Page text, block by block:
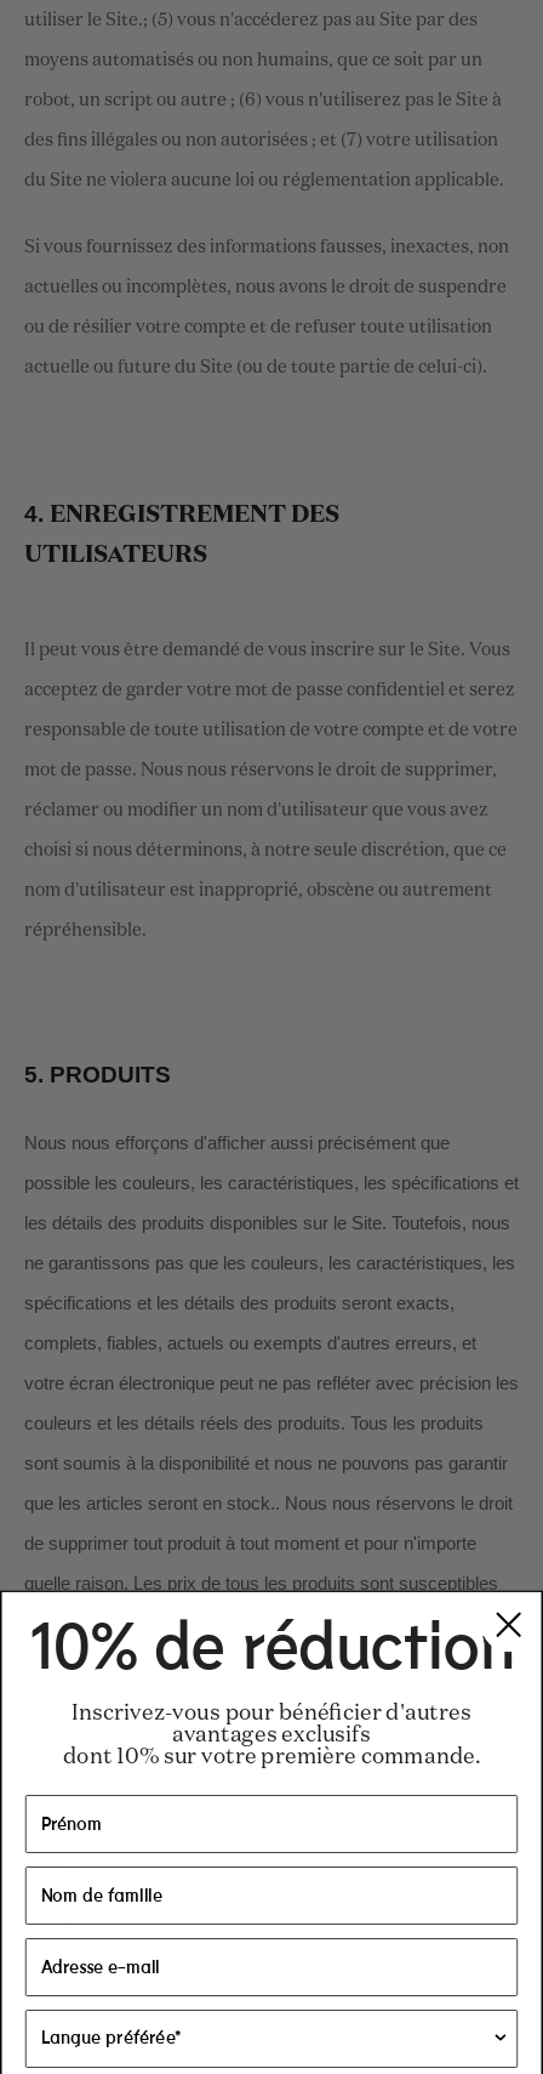
utiliser le Site.; (5) vous n'accéderez pas au Site par des
moyens automatisés ou non humains, que ce soit par un
robot, un script ou autre ; (6 ) vous n'utiliserez pas le Site à
des fins illégales ou non autorisées ; et (7 ) votre utilisation
du Site ne violera aucune loi ou réglementation applicable.
Si vous fournissez des informations fausses, inexactes, non
actuelles ou incomplètes, nous avons le droit de suspendre
ou de résilier votre compte et de refuser toute utilisation
actuelle ou future du Site (ou de toute partie de celui-ci).
4. ENREGISTREMENT DES
UTILISATEURS
Il peut vous être demandé de vous inscrire sur le Site. Vous
acceptez de garder votre mot de passe confidentiel et serez
responsable de toute utilisation de votre compte et de votre
mot de passe. Nous nous réservons le droit de supprimer,
réclamer ou modifier un nom d'utilisateur que vous avez
choisi si nous déterminons, à notre seule discrétion, que ce
nom d'utilisateur est inapproprié, obscène ou autrement
répréhensible.
5. PRODUITS
Nous nous efforçons d'afficher aussi précisément que
possible les couleurs, les caractéristiques, les spécifications et
les détails des produits disponibles sur le Site. Toutefois, nous
ne garantissons pas que les couleurs, les caractéristiques, les
spécifications et les détails des produits seront exacts,
complets, fiables, actuels ou exempts d'autres erreurs, et
votre écran électronique peut ne pas refléter avec précision les
couleurs et les détails réels des produits. Tous les produits
sont soumis à la disponibilité et nous ne pouvons pas garantir
que les articles seront en stock.. Nous nous réservons le droit
de supprimer tout produit à tout moment et pour n'importe
quelle raison. Les prix de tous les produits sont susceptibles
d'être modifiés.
ACHATS ET PAIEMENT
- American Express
-Discover
-PayPal
10% de réduction
Inscrivez-vous pour bénéficier d'autres
avantages exclusifs
dont 10% sur votre première commande.